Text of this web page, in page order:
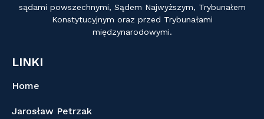
sądami powszechnymi, Sądem Najwyższym, Trybunałem
Konstytucyjnym oraz przed Trybunałami
międzynarodowymi.
LINKI
Home
Jarosław Petrzak